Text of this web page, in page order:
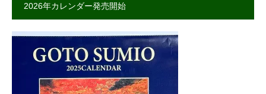
2026年カレンダー発売開始